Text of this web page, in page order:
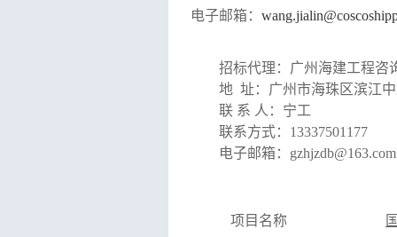
电子邮箱：
招标代理：广州海建工程咨
地 址：广州市海珠区滨江
联 系 人：宁工
联系方式： 13337501177
电子邮箱：
项目名称